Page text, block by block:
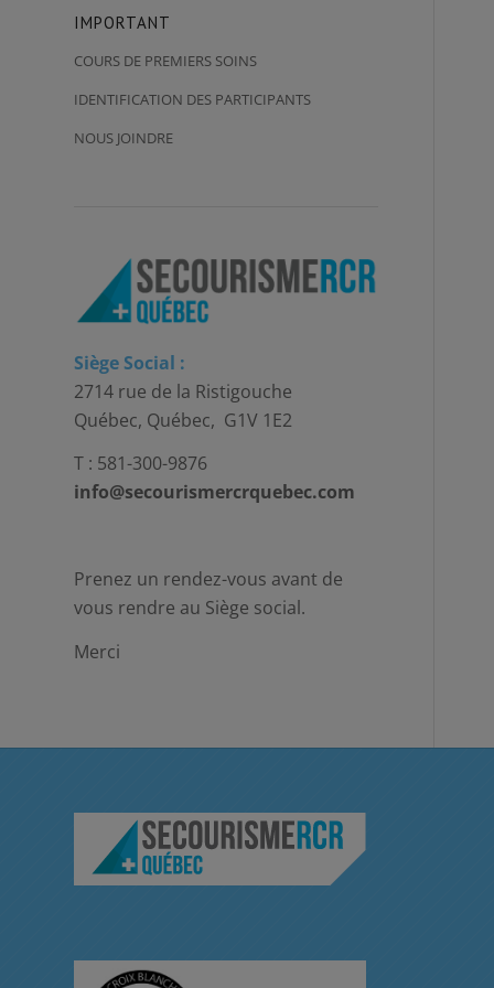
IMPORTANT
COURS DE PREMIERS SOINS
IDENTIFICATION DES PARTICIPANTS
NOUS JOINDRE
Siège Social :
2714 rue de la Ristigouche
Québec, Québec, G1V 1E2
T : 581-300-9876
info@secourismercrquebec.com
Prenez un rendez-vous avant de
vous rendre au Siège social.
Merci